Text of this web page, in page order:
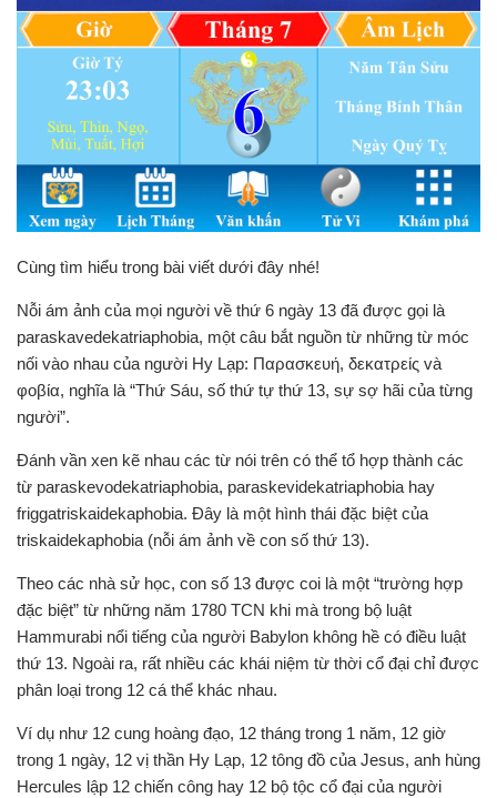
Cùng tìm hiểu trong bài viết dưới đây nhé!
Nỗi ám ảnh của mọi người về thứ 6 ngày 13 đã được gọi là
paraskavedekatriaphobia, một câu bắt nguồn từ những từ móc
nối vào nhau của người Hy Lạp: Παρασκευή, δεκατρείς và
φοβία, nghĩa là “Thứ Sáu, số thứ tự thứ 13, sự sợ hãi của từng
người”.
Đánh vần xen kẽ nhau các từ nói trên có thể tổ hợp thành các
từ paraskevodekatriaphobia, paraskevidekatriaphobia hay
friggatriskaidekaphobia. Đây là một hình thái đặc biệt của
triskaidekaphobia (nỗi ám ảnh về con số thứ 13).
Theo các nhà sử học, con số 13 được coi là một “trường hợp
đặc biệt” từ những năm 1780 TCN khi mà trong bộ luật
Hammurabi nổi tiếng của người Babylon không hề có điều luật
thứ 13. Ngoài ra, rất nhiều các khái niệm từ thời cổ đại chỉ được
phân loại trong 12 cá thể khác nhau.
Ví dụ như 12 cung hoàng đạo, 12 tháng trong 1 năm, 12 giờ
trong 1 ngày, 12 vị thần Hy Lạp, 12 tông đồ của Jesus, anh hùng
Hercules lập 12 chiến công hay 12 bộ tộc cổ đại của người